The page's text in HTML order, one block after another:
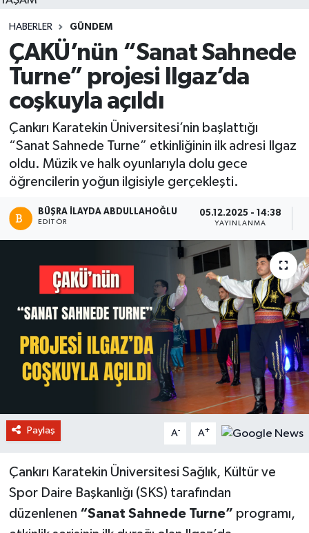
HABERLER GÜNDEM
ÇAKÜ’nün “Sanat Sahnede
Turne” projesi Ilgaz’da
coşkuyla açıldı
Çankırı Karatekin Üniversitesi’nin başlattığı
“Sanat Sahnede Turne” etkinliğinin ilk adresi Ilgaz
oldu. Müzik ve halk oyunlarıyla dolu gece
öğrencilerin yoğun ilgisiyle gerçekleşti.
BÜŞRA İLAYDA ABDULLAHOĞLU
EDITÖR
05.12.2025 - 14:38
YAYINLANMA
Paylaş A- A+
Çankırı Karatekin Üniversitesi Sağlık, Kültür ve
Spor Daire Başkanlığı (SKS) tarafından
düzenlenen “Sanat Sahnede Turne” programı,